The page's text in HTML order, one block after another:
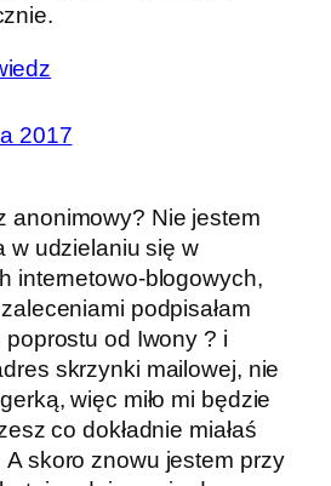
2017
anonimowy? Nie jestem
w udzielaniu się w
internetowo-blogowych,
podpisałam
poprostu od Iwony ? i
skrzynki mailowej, nie
więc miło mi będzie
co dokładnie miałaś
skoro znowu jestem przy